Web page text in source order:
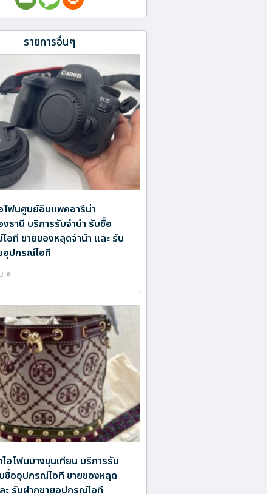
รายการอื่นๆ
โฟนศูนย์อิมแพคอารีน่า
งธานี บริการรับจำนำ รับซื้อ
อที ขายของหลุดจำนำ และ รับ
อุปกรณ์ไอที
»
อโฟนบางขุนเทียน บริการรับ
ซื้ออุปกรณ์ไอที ขายของหลุด
ะ รับฝากขายอุปกรณ์ไอที